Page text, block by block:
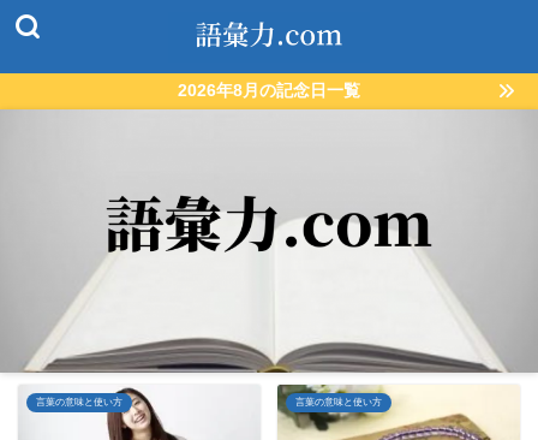
2026年8月の記念日一覧
言葉の意味と使い方 言葉の意味と使い方